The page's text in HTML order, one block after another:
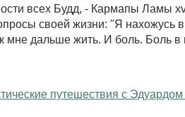
всех Будд, - Кармапы Ламы
своей жизни: "Я нахожусь
мне дальше жить. И боль. Боль
путешествия с